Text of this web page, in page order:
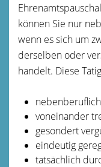
können Sie nur
wenn es sich um
derselben oder
handelt. Diese
voneinander
gesondert
eindeutig
tatsächlich